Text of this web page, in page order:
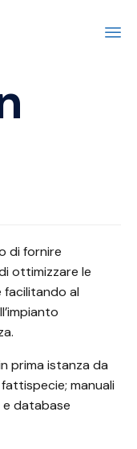
di fornire
ottimizzare le
facilitando al
prima istanza da
manuali
e database